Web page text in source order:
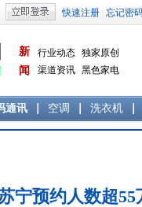
新
闻
行业动态 独家原创
渠道资讯 黑色家电
通讯 空调 洗衣机
宁预约人数超